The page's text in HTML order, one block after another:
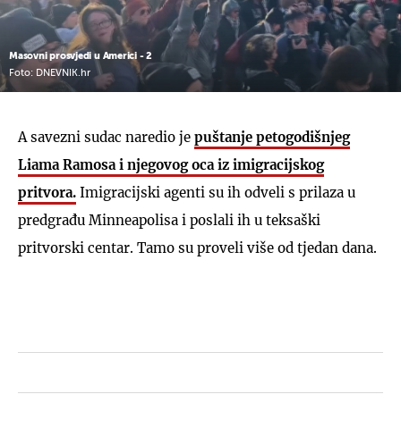
Masovni prosvjedi u Americi - 2
Foto: DNEVNIK.hr
A savezni sudac naredio je puštanje petogodišnjeg
Liama ​​Ramosa i njegovog oca iz imigracijskog
pritvora. Imigracijski agenti su ih odveli s prilaza u
predgrađu Minneapolisa i poslali ih u teksaški
pritvorski centar. Tamo su proveli više od tjedan dana.